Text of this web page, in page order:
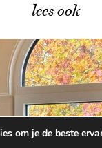
lees ook
…
om je de beste